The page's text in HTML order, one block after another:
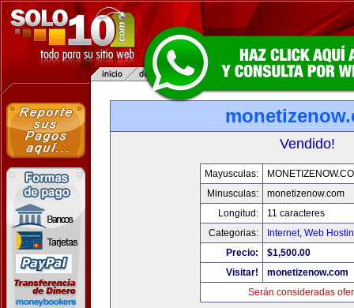
Vendido!
Mayusculas:
Minusculas:
monetizenow.com
Longitud:
11 caracteres
Categorias:
Internet, Web
Precio:
$1,500.00
Visitar!
monetizenow.com
Serán consideradas